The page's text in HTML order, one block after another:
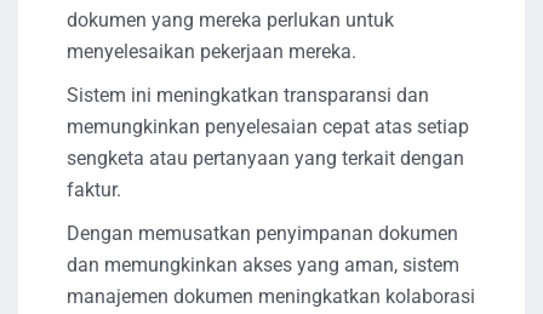
dokumen yang mereka perlukan untuk
menyelesaikan pekerjaan mereka.
Sistem ini meningkatkan transparansi dan
memungkinkan penyelesaian cepat atas setiap
sengketa atau pertanyaan yang terkait dengan
faktur.
Dengan memusatkan penyimpanan dokumen
dan memungkinkan akses yang aman, sistem
manajemen dokumen meningkatkan kolaborasi